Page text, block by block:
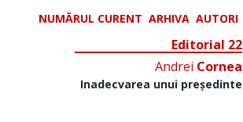
NUMĂRUL CURENT ARHIVA AUTORI
Editorial 22
Andrei Cornea
Inadecvarea unui președinte